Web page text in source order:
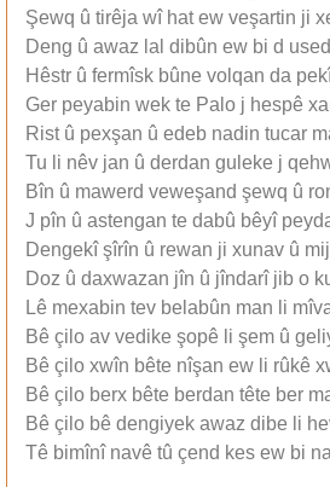
Şewq û tirêja wî hat ew veşartin ji
Deng û awaz lal dibûn ew bi d
Hêstr û fermîsk bûne volqan da
Ger peyabin wek te Palo j hespê
Rist û pexşan û edeb nadin tucar
Tu li nêv jan û derdan guleke j
Bîn û mawerd veweşand şewq û
J pîn û astengan te dabû bêyî
Dengekî şîrîn û rewan ji xunav û
Doz û daxwazan jîn û jîndarî jib o
Lê mexabin tev belabûn man li
Bê çilo av vedike şopê li şem û
Bê çilo xwîn bête nîşan ew li rûkê
Bê çilo berx bête berdan tête ber
Bê çilo bê dengiyek awaz dibe li
Tê bimînî navê tû çend kes ew bi